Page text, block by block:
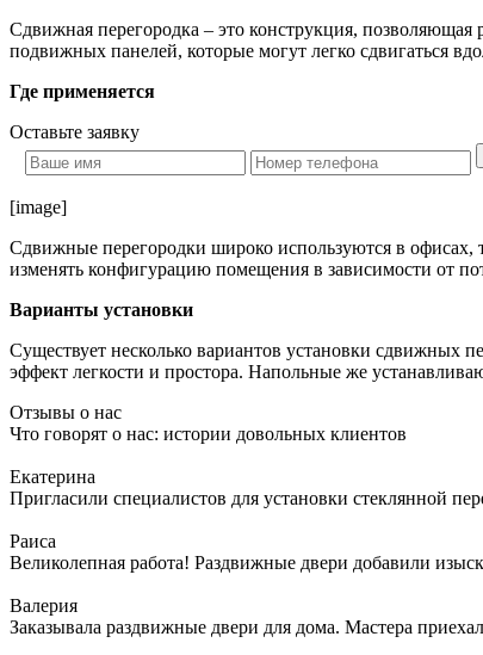
Сдвижная перегородка – это конструкция,
подвижных панелей, которые могут легко сдвигаться
Где применяется
Оставьте заявку
[image]
Сдвижные перегородки широко используются в
изменять конфигурацию помещения в зависимости от
Варианты установки
Существует несколько вариантов установки сдвижных
эффект легкости и простора. Напольные же
Отзывы о нас
Что говорят о нас: истории довольных клиентов
Екатерина
Пригласили специалистов для установки стеклянной
Раиса
Великолепная работа! Раздвижные двери добавили
Валерия
Заказывала раздвижные двери для дома. Мастера